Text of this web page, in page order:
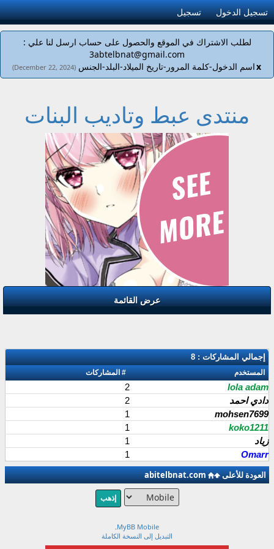
تسجيل الدخول تسجيل
لطلب الاشتراك في الموقع والحصول على حساب ارسل لنا علي :
3abtelbnat@gmail.com
اسم الدخول-كلمة المرور-تاريخ الميلاد-البلد-الجنس(December 22, 2024) x
منتدى عبط وتاديب البنات
عرض القائمة
إجمالي المشاركات : 8
المستخدم # المشاركات
lola adam
2
دادي احمد
2
mohsen7699
1
koko1211
1
زياد
1
Omarr
1
العودة للأعلى abitelbnat.com
MyBB Mobile
.
التبديل إلى النسخة الكاملة